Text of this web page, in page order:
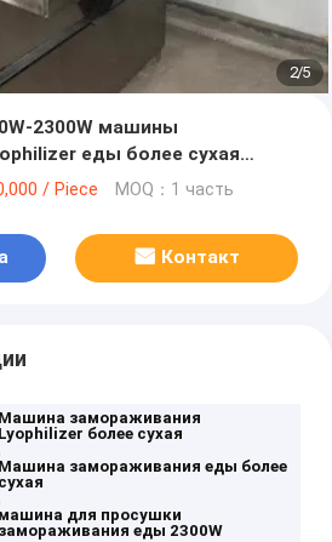
2/5
2300W машины
еды более сухая
/ Piece MOQ：1 часть
Контакт
Машина замораживания
Lyophilizer более сухая
Машина замораживания еды более
сухая
машина для просушки
замораживания еды 2300W